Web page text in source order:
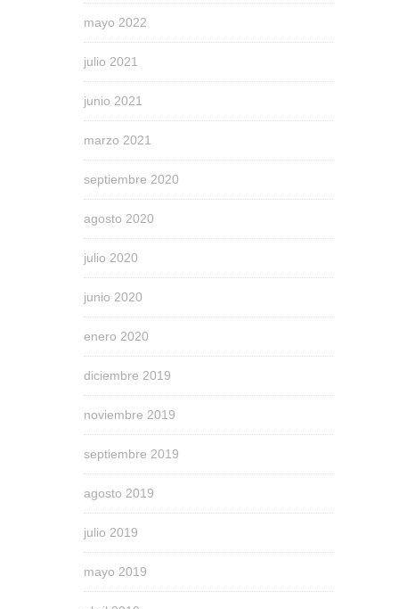
mayo 2022
julio 2021
junio 2021
marzo 2021
septiembre 2020
agosto 2020
julio 2020
junio 2020
enero 2020
diciembre 2019
noviembre 2019
septiembre 2019
agosto 2019
julio 2019
mayo 2019